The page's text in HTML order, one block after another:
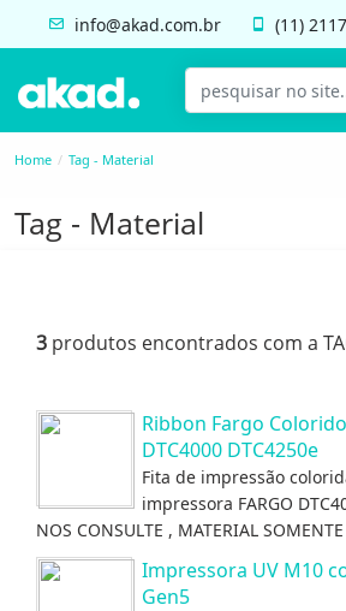
info@akad.com.br (11)
Home Tag - Material
Tag - Material
3 produtos encontrados com a
Ribbon Fargo
DTC4000 DTC4250e
Fita de impressão
impressora FARGO
NOS CONSULTE , MATERIAL
Impressora UV M10
Gen5